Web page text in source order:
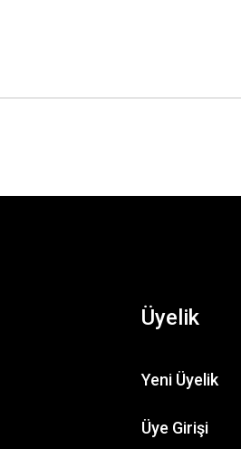
Üyelik
Yeni Üyelik
Üye Girişi